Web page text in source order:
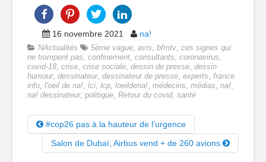
16 novembre 2021 na!
NActualités 5ème vague, avis, bfmtv, ces signes qui
ne trompent pas, confinement, consultants, coronavirus,
covid-19, crise, crise sociale, dessin de presse, dessin
humour, dessinateur, dessinateur de presse, experts, france
info, l'oeil de na!, lci, lcp, loeildena!, médecins, médias, na!,
na! dessinateur, politique, Retour du covid, santé
#cop26 pas à la hauteur de l’urgence
Salon de Dubaï, Airbus vend + de 260 avions